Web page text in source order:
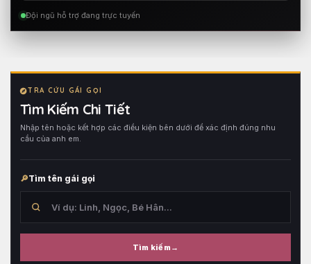
Đội ngũ hỗ trợ đang trực tuyến
TRA CỨU GÁI GỌI
Tìm Kiếm Chi Tiết
Nhập tên hoặc kết hợp các điều kiện bên dưới để xác định đúng nhu
cầu của anh em.
Tìm tên gái gọi
Tìm kiếm